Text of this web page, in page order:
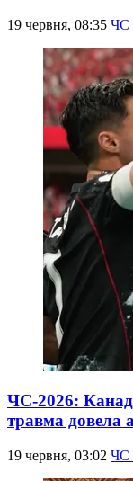
19 червня, 08:35 ЧС
ЧС-2026:
травма довела
19 червня, 03:02 ЧС